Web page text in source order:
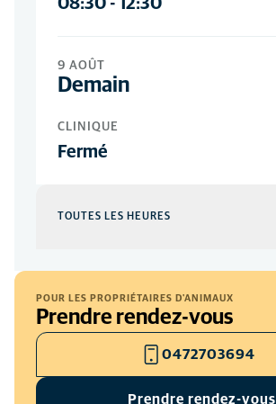
08:30 - 12:30
9 AOÛT
Demain
CLINIQUE
Fermé
TOUTES LES HEURES
JOURS DE LA SEMAINE
08:30-18:00
12:30
POUR LES PROPRIÉTAIRES D'ANIMAUX
Prendre rendez-vous
0472703694
Prendre rendez-vous